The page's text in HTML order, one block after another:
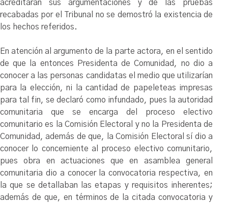
acreditaran sus argumentaciones y de las pruebas
recabadas por el Tribunal no se demostró la existencia de
los hechos referidos.
En atención al argumento de la parte actora, en el sentido
de que la entonces Presidenta de Comunidad, no dio a
conocer a las personas candidatas el medio que utilizarían
para la elección, ni la cantidad de papeleteas impresas
para tal fin, se declaró como infundado, pues la autoridad
comunitaria que se encarga del proceso electivo
comunitario es la Comisión Electoral y no la Presidenta de
Comunidad, además de que, la Comisión Electoral sí dio a
conocer lo concerniente al proceso electivo comunitario,
pues obra en actuaciones que en asamblea general
comunitaria dio a conocer la convocatoria respectiva, en
la que se detallaban las etapas y requisitos inherentes;
además de que, en términos de la citada convocatoria y